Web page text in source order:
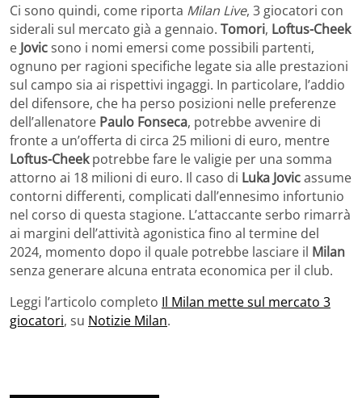
Ci sono quindi, come riporta Milan Live, 3 giocatori con
siderali sul mercato già a gennaio. Tomori, Loftus-Cheek
e Jovicsono i nomi emersi come possibili partenti,
ognuno per ragioni specifiche legate sia alle prestazioni
sul campo sia ai rispettivi ingaggi. In particolare, l’addio
del difensore, che ha perso posizioni nelle preferenze
dell’allenatore Paulo Fonseca, potrebbe avvenire di
fronte a un’offerta di circa 25 milioni di euro, mentre
Loftus-Cheekpotrebbe fare le valigie per una somma
attorno ai 18 milioni di euro. Il caso di Luka Jovicassume
contorni differenti, complicati dall’ennesimo infortunio
nel corso di questa stagione. L’attaccante serbo rimarrà
ai margini dell’attività agonistica fino al termine del
2024, momento dopo il quale potrebbe lasciare il Milan
senza generare alcuna entrata economica per il club.
Leggi l’articolo completo Il Milan mette sul mercato 3
giocatori, su Notizie Milan.